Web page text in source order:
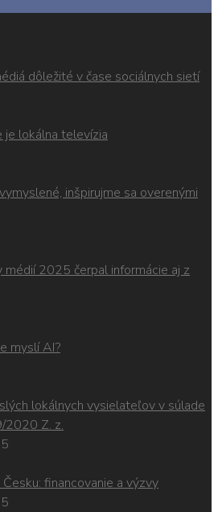
dôležité v čase sociálnych sietí
je lokálna televízia
inšpirujme sa overenými
médií 2025 čerpal informácie aj z
myslí AI?
lokálnych vysielateľov v súlade
2020 Z. z.
financovanie a výzvy